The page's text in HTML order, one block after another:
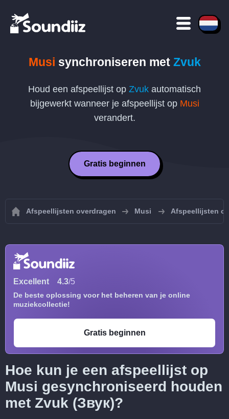
Musi synchroniseren met Zvuk
Houd een afspeellijst op Zvuk automatisch
bijgewerkt wanneer je afspeellijst op Musi
verandert.
Gratis beginnen
Afspeellijsten overdragen Musi Afspeellijsten
Excellent 4.3/5
De beste oplossing voor het beheren van je online
muziekcollectie!
Gratis beginnen
Hoe kun je een afspeellijst op
Musi gesynchroniseerd houden
met Zvuk (Звук)?